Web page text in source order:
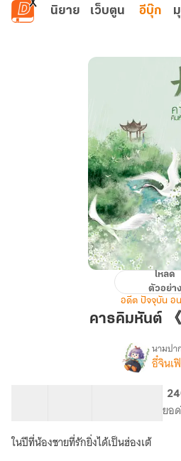
ข้ามไปยังเนื้อหาหลัก
นิยาย เว็บตูน อีบุ๊ก
คิมหันต์
《丹
โหลด
ตัวอย่าง
อดีต ปัจจุบัน อ
คาธคิมหันต์ 《
เรื่อง
คิมหั
《丹
夏》
นามปา
อี๋จินเ
ยอ
ในปีที่น้องชายที่รักยิ่งได้เป็นฮ่องเต้